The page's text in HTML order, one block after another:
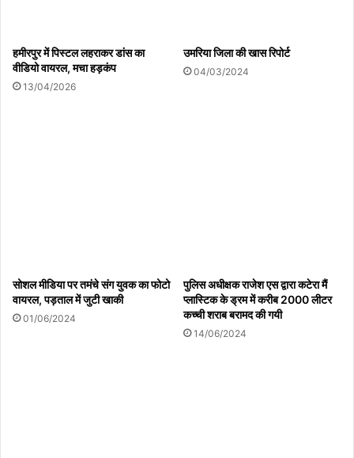
जनपद जालौन के डी एम मिले प्रदेश के मुखिया योगी जी से
संवाद
हमीरपुर में पिस्टल लहराकर डांस का
वीडियो वायरल, मचा हड़कंप
13/04/2026
उमरिया जिला की खास रिपोर्ट
04/03/2024
सोशल मीडिया पर तमंचे संग युवक का फोटो
वायरल, पड़ताल में जुटी खाकी
01/06/2024
पुलिस अधीक्षक राजेश एस द्वारा कटेरा मैं
प्लास्टिक के ड्रम में करीब 2000 लीटर
कच्ची शराब बरामद की गयी
14/06/2024